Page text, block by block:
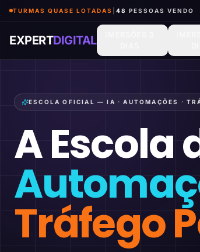
TURMAS QUASE LOTADAS 48 PESSOAS VENDO
EXPERTDIGITAL
ESCOLA OFICIAL — IA · AUTOMAÇÕES ·
A Escola
Tráfego